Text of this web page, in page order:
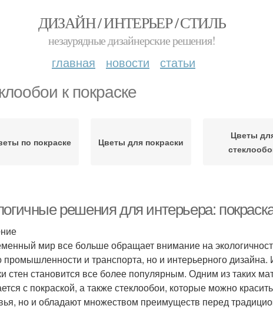
ДИЗАЙН / ИНТЕРЬЕР / СТИЛЬ
незаурядные дизайнерские решения!
главная новости статьи
к покраске
по покраске Цветы для покраски
Цветы
решения для интерьера:
мир все больше обращает внимание на
промышленности и транспорта, но и интерьерного
стен становится все более популярным. Одним из таких
с покраской, а также стеклообои, которые можно
но и обладают множеством преимуществ перед